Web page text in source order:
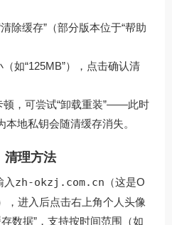
除缓存”（部分版本位于“帮助
如“125MB”），点击确认清
顿，可尝试“卸载重装”——此时
地私钥会随清缓存消失。
清理方法
入 zh-okzj.com.cn （这是O
，进入后点击右上角个人头像
数据”，支持按时间范围（如